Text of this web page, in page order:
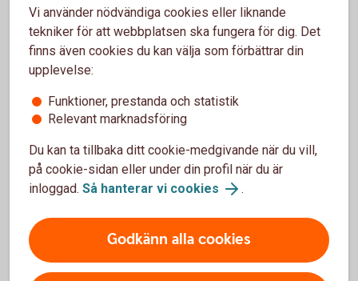
Vår telefontjänst innehåller två delar. En
självbetjäningstjänst där du kan få saldo och transaktioner
upplästa genom knappval och tjänsten personlig service
där du får hjälp och rådgivning av våra rådgivare.
Om du inte redan är ansluten till vår telefontjänst, börja
med det. Du ansluter dig i internetbanken. Klicka på
Logga in och aktivera telefontjänst
Använd en kod för att legitimera dig
När du ringer till Kundcenter kan du välja att legitimera
Vi använder nödvändiga cookies eller liknande
tekniker för att webbplatsen ska fungera för dig. Det
finns även cookies du kan välja som förbättrar din
upplevelse:
Funktioner, prestanda och statistik
Relevant marknadsföring
Du kan ta tillbaka ditt cookie-medgivande när du vill,
på cookie-sidan eller under din profil när du är
inloggad. Så hanterar vi cookies .
Godkänn alla cookies